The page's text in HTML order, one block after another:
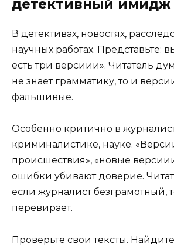
детективный имидж
В детективах, новостях,
научных работах. Представьте:
есть три версиии». Читатель
не знает грамматику, то и
фальшивые.
Особенно критично в
криминалистике, науке.
происшествия», «новые
ошибки убивают доверие.
если журналист безграмотный,
перевирает.
Проверьте свои тексты.